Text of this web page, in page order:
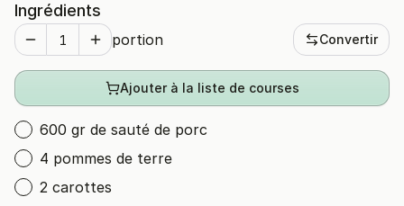
Ingrédients
portion Convertir
Ajouter à la liste de courses
600 gr de sauté de porc
4 pommes de terre
2 carottes